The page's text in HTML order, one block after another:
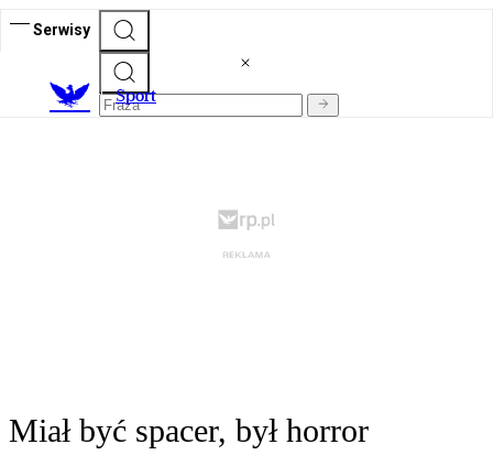
Serwisy
Sport
Miał być spacer, był horror